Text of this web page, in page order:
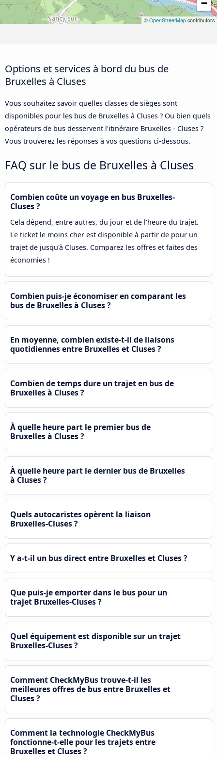
−
©OpenStreetMap contributors
Options et services à bord du bus de
Bruxelles à Cluses
Vous souhaitez savoir quelles classes de sièges sont
disponibles pour les bus de Bruxelles à Cluses ? Ou bien quels
opérateurs de bus desservent l'itinéraire Bruxelles - Cluses ?
Vous trouverez les réponses à vos questions ci-dessous.
FAQ sur le bus de Bruxelles à Cluses
Combien coûte un voyage en bus Bruxelles-
Cluses ?
Cela dépend, entre autres, du jour et de l'heure du trajet.
Le ticket le moins cher est disponible à partir de pour un
trajet de jusqu'à Cluses. Comparez les offres et faites des
économies !
Combien puis-je économiser en comparant les
bus de Bruxelles à Cluses ?
En moyenne, combien existe-t-il de liaisons
quotidiennes entre Bruxelles et Cluses ?
Combien de temps dure un trajet en bus de
Bruxelles à Cluses ?
À quelle heure part le premier bus de
Bruxelles à Cluses ?
À quelle heure part le dernier bus de Bruxelles
à Cluses ?
Quels autocaristes opèrent la liaison
Bruxelles-Cluses ?
Y a-t-il un bus direct entre Bruxelles et Cluses ?
Que puis-je emporter dans le bus pour un
trajet Bruxelles-Cluses ?
Quel équipement est disponible sur un trajet
Bruxelles-Cluses ?
Comment CheckMyBus trouve-t-il les
meilleures offres de bus entre Bruxelles et
Cluses ?
Comment la technologie CheckMyBus
fonctionne-t-elle pour les trajets entre
Bruxelles et Cluses ?